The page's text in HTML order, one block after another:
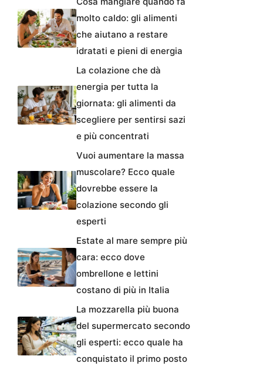
molto caldo: gli alimenti
che aiutano a restare
idratati e pieni di energia
La colazione che dà
energia per tutta la
giornata: gli alimenti da
scegliere per sentirsi sazi
e più concentrati
Vuoi aumentare la massa
muscolare? Ecco quale
dovrebbe essere la
colazione secondo gli
esperti
Estate al mare sempre più
cara: ecco dove
ombrellone e lettini
costano di più in Italia
La mozzarella più buona
del supermercato secondo
gli esperti: ecco quale ha
conquistato il primo posto